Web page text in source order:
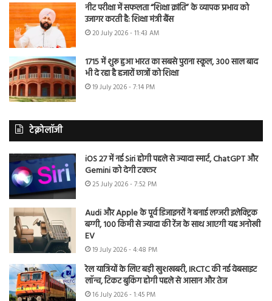
नीट परीक्षा में सफलता “शिक्षा क्रांति” के व्यापक प्रभाव को
उजागर करती है: शिक्षा मंत्री बैंस
20 July 2026 - 11:43 AM
1715 में शुरू हुआ भारत का सबसे पुराना स्कूल, 300 साल बाद
भी दे रहा है हजारों छात्रों को शिक्षा
19 July 2026 - 7:14 PM
टेक्नोलॉजी
iOS 27 में नई Siri होगी पहले से ज्यादा स्मार्ट, ChatGPT और
Gemini को देगी टक्कर
25 July 2026 - 7:52 PM
Audi और Apple के पूर्व डिजाइनरों ने बनाई लग्जरी इलेक्ट्रिक
बग्गी, 100 किमी से ज्यादा की रेंज के साथ आएगी यह अनोखी
EV
19 July 2026 - 4:48 PM
रेल यात्रियों के लिए बड़ी खुशखबरी, IRCTC की नई वेबसाइट
लॉन्च, टिकट बुकिंग होगी पहले से आसान और तेज
16 July 2026 - 1:45 PM